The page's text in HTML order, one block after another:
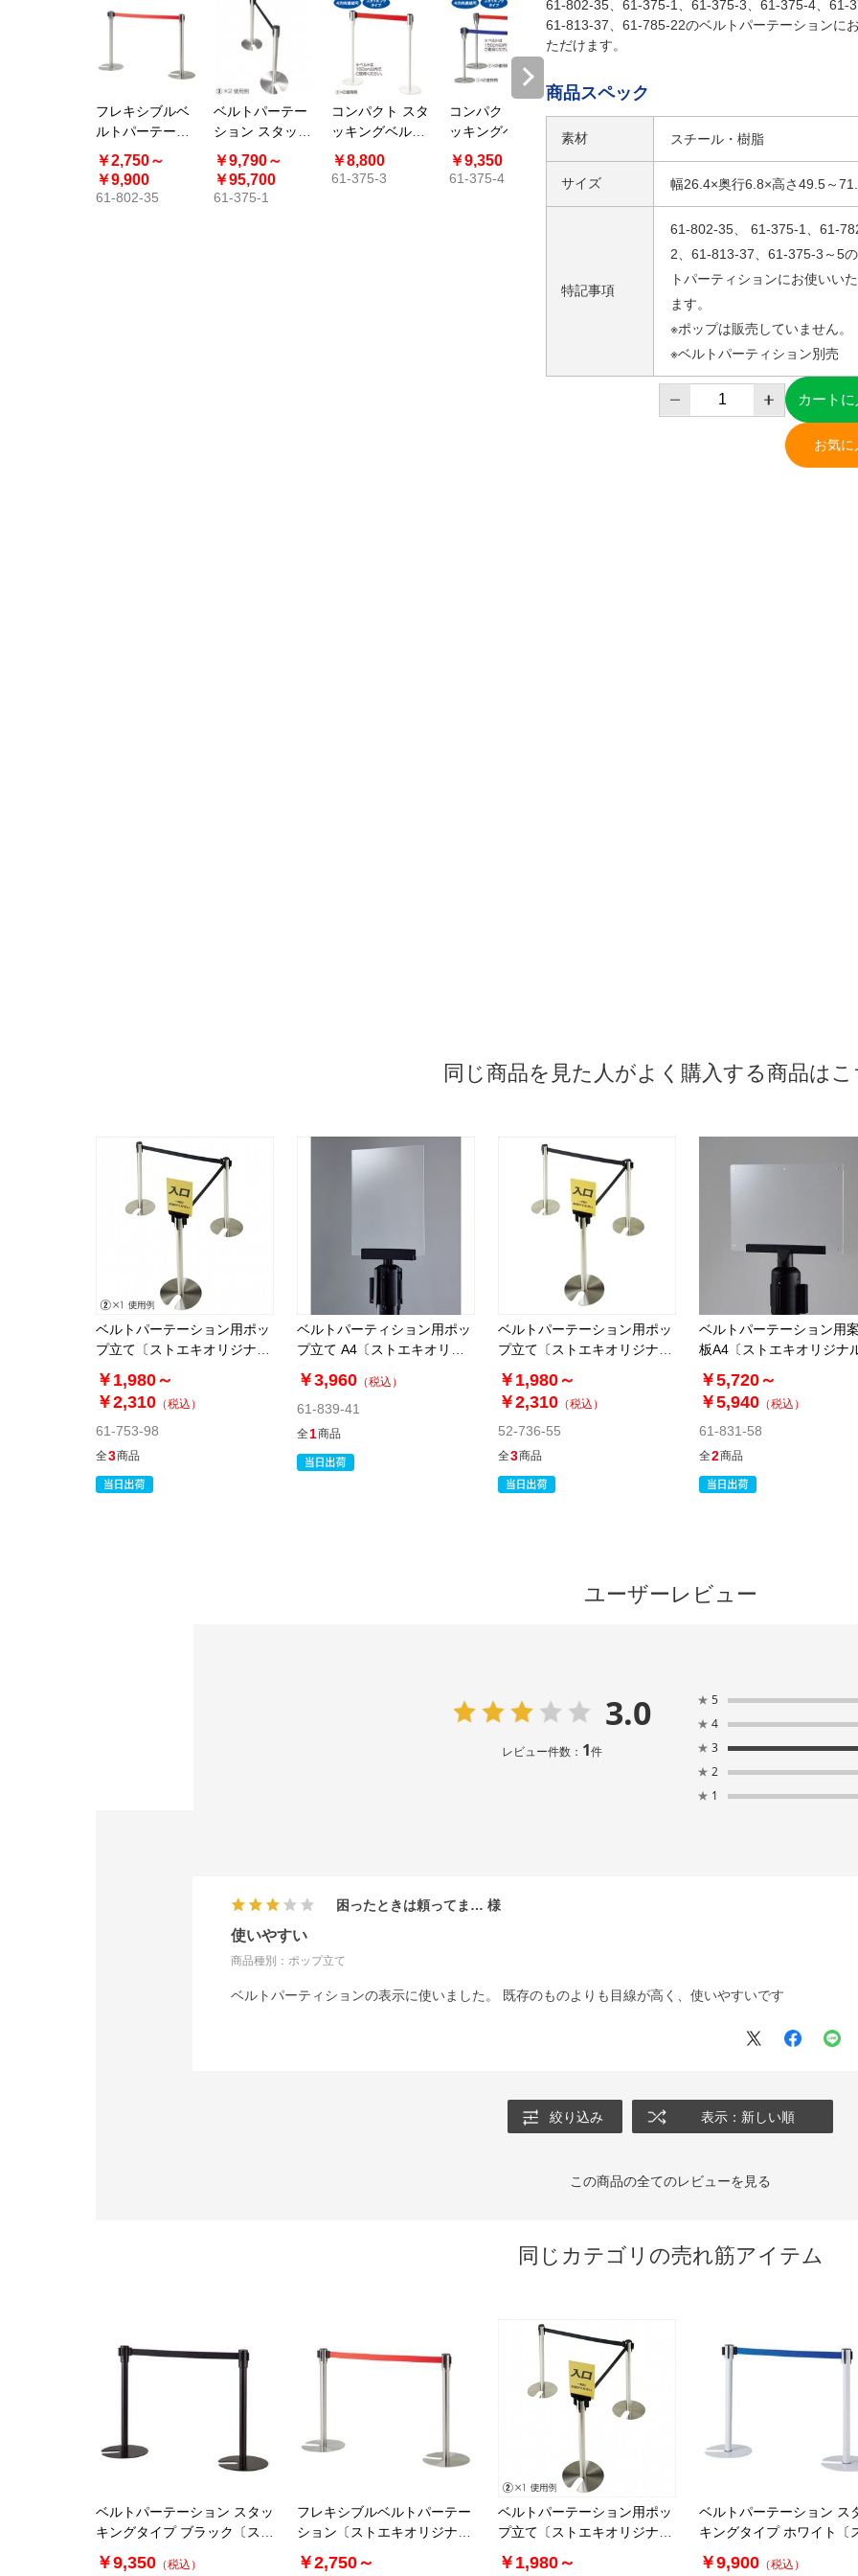
フレキシブルベ
ルトパーテーシ
ョン〔ストエキ
オリジナル〕
￥2,750～
￥9,900
61-802-35
ベルトパーテー
ション スタッキ
ングタイプ〔ス
トエキオリジナ
ル〕パーテーシ
￥9,790～
￥95,700
61-375-1
コンパクト スタ
ッキングベルト
パーテーション
ホワイト〔スト
￥8,800
61-375-3
コンパクト スタ
ッキングベルト
パーテーション
ステンレス〔ス
￥9,350
61-375-4
ッキングベルト
エキオリジナ
ル〕
￥8,800
61-375-5
ション スタッキ
オリジナル〕 パ
ーテーション
￥9,900
61-813-37
￥869～
￥
61-802-35、61-375-1、61-375-3、61-375-4、61-
61-813-37、61-785-22のベルトパーテーションに
ただけます。
商品スペック
素材 スチール・樹脂
サイズ 幅26.4×奥行6.8×高さ49.5～
特記事項
61-802-35、 61-375-1、61-
2、61-813-37、61-375-3～5
トパーティションにお使いい
ます。
※ポップは販売していません。
※ベルトパーティション別売
カート
同じ商品を見た人がよく購入する商品は
ベルトパーテーション用ポッ
プ立て〔ストエキオリジナ
ル〕
￥1,980～
￥2,310 （税込）
61-753-98
全3商品
ベルトパーティション用ポッ
プ立て A4〔ストエキオリジ
ナル〕
￥3,960 （税込）
61-839-41
全1商品
ベルトパーテーション用ポッ
プ立て〔ストエキオリジナ
ル〕 パーテーション
￥1,980～
￥2,310 （税込）
52-736-55
全3商品
ベルトパーテーション用
板A4〔ストエキオリジナ
￥5,720～
￥5,940 （税込）
61-831-58
全2商品
ユーザーレビュー
3.0
レビュー件数： 1件
★ 5
★ 4
★ 3
★ 2
★ 1
使いやすい
商品種別：ポップ立て
困ったときは頼ってま…
ベルトパーティションの表示に使いました。 既存のものよりも目線が高く、使いやすいです
絞り込み 表示：新しい順
この商品の全てのレビューを見る
同じカテゴリの売れ筋アイテム
ベルトパーテーション スタッ
キングタイプ ブラック〔スト
エキオリジナル〕
￥9,350 （税込）
フレキシブルベルトパーテー
ション〔ストエキオリジナ
ル〕
￥2,750～
ベルトパーテーション用ポッ
プ立て〔ストエキオリジナ
ル〕
￥1,980～
ベルトパーテーション ス
キングタイプ ホワイト〔
エキオリジナル〕 パーテ
ョン
￥9,900 （税込）